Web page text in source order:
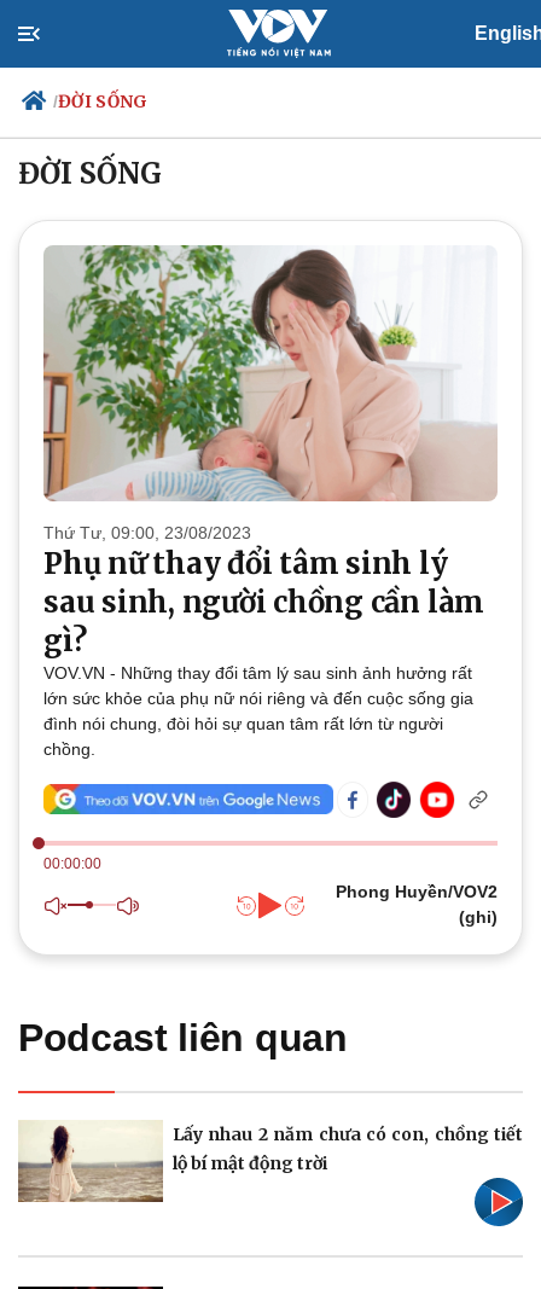
/ĐỜI SỐNG
Chính trị
Tổ chức nhân sự
Quốc hội
Nhận diện sự thật
Tin 24h
Dự báo thời tiết
Giáo dục
Dấu ấn VOV
Việc làm
Biển đảo
Thế giới
Quan sát
Cuộc sống đó đây
Hồ sơ
Multimedia
Video
Ảnh
Bất động sản
Khởi nghiệp
Giá vàng
Tỷ giá
Chứng khoán
ĐỜI SỐNG
Thứ Tư, 09:00, 23/08/2023
Phụ nữ thay đổi tâm sinh lý
sau sinh, người chồng cần làm
gì?
VOV.VN - Những thay đổi tâm lý sau sinh ảnh hưởng rất
lớn sức khỏe của phụ nữ nói riêng và đến cuộc sống gia
đình nói chung, đòi hỏi sự quan tâm rất lớn từ người
chồng.
00:00:00
Phong Huyền/VOV2
(ghi)
Podcast liên quan
Lấy nhau 2 năm chưa có con, chồng tiết
lộ bí mật động trời